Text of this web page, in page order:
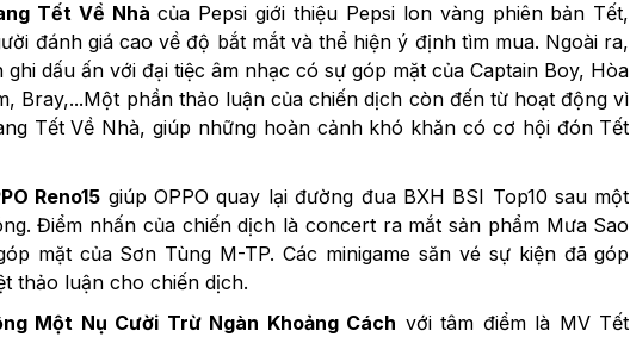
Tết Về Nhà của Pepsi giới thiệu Pepsi lon vàng phiên bản Tết,
đánh giá cao về độ bắt mắt và thể hiện ý định tìm mua. Ngoài ra,
dấu ấn với đại tiệc âm nhạc có sự góp mặt của Captain Boy, Hòa
Bray,...Một phần thảo luận của chiến dịch còn đến từ hoạt động vì
Tết Về Nhà, giúp những hoàn cảnh khó khăn có cơ hội đón Tết
Reno15 giúp OPPO quay lại đường đua BXH BSI Top10 sau một
Điểm nhấn của chiến dịch là concert ra mắt sản phẩm Mưa Sao
mặt của Sơn Tùng M-TP. Các minigame săn vé sự kiện đã góp
thảo luận cho chiến dịch.
Một Nụ Cười Trừ Ngàn Khoảng Cách với tâm điểm là MV Tết